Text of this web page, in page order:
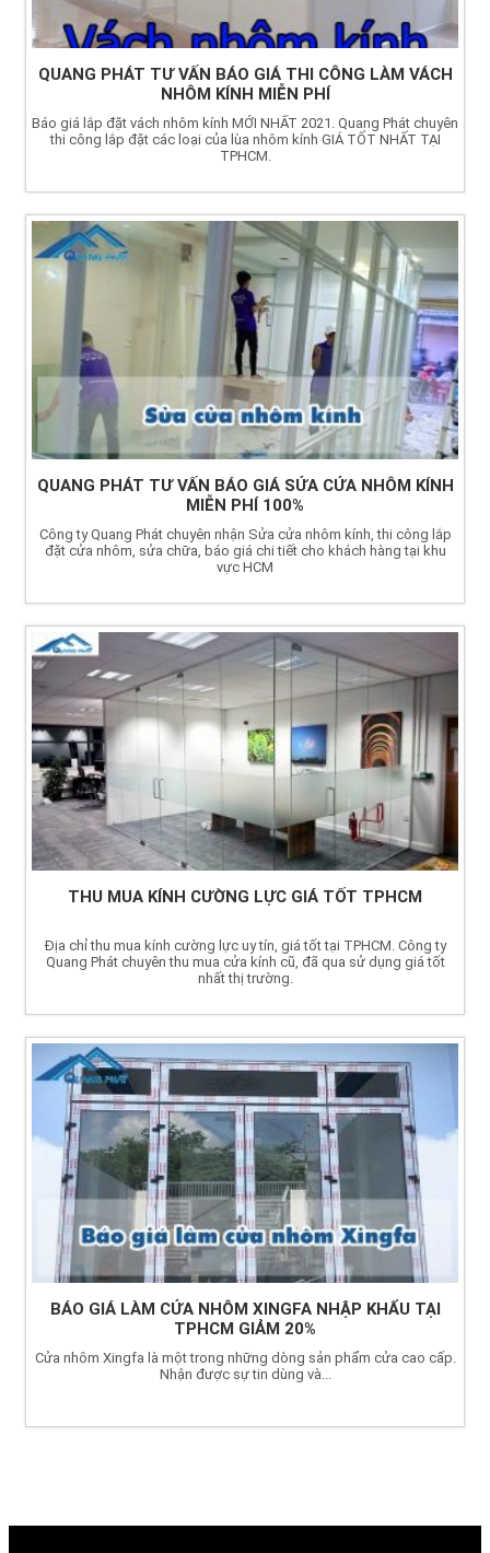
QUANG PHÁT TƯ VẤN BÁO GIÁ THI CÔNG LÀM VÁCH
NHÔM KÍNH MIỄN PHÍ
Báo giá lắp đặt vách nhôm kính MỚI NHẤT 2021. Quang Phát chuyên
thi công lắp đặt các loại của lùa nhôm kính GIÁ TỐT NHẤT TẠI
TPHCM.
QUANG PHÁT TƯ VẤN BÁO GIÁ SỬA CỬA NHÔM KÍNH
MIỄN PHÍ 100%
Công ty Quang Phát chuyên nhận Sửa cửa nhôm kính, thi công lắp
đặt cửa nhôm, sửa chữa, báo giá chi tiết cho khách hàng tại khu
vực HCM
THU MUA KÍNH CƯỜNG LỰC GIÁ TỐT TPHCM
Địa chỉ thu mua kính cường lực uy tín, giá tốt tại TPHCM. Công ty
Quang Phát chuyên thu mua cửa kính cũ, đã qua sử dụng giá tốt
nhất thị trường.
BÁO GIÁ LÀM CỬA NHÔM XINGFA NHẬP KHẨU TẠI
TPHCM GIẢM 20%
Cửa nhôm Xingfa là một trong những dòng sản phẩm cửa cao cấp.
Nhận được sự tin dùng và...